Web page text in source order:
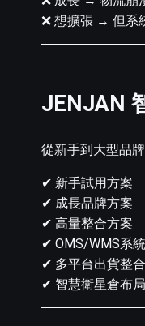
❌ 想擴張 → 但系
JENJAN
從新手到大型品
✔ 新手試用方案
✔ 成長品牌方案
✔ 高量整合方案
✔ OMS/WMS系
✔ 多平台出貨整合
✔ 智慧衛星倉布局